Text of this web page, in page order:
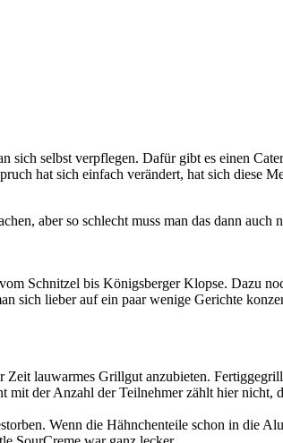
selbst verpflegen. Dafür gibt es einen
hat sich einfach verändert, hat sich diese
aber so schlecht muss man das dann auch
Schnitzel bis Königsberger Klopse. Dazu
sich lieber auf ein paar wenige Gerichte
lauwarmes Grillgut anzubieten.
der Anzahl der Teilnehmer zählt hier nicht,
Wenn die Hähnchenteile schon in die